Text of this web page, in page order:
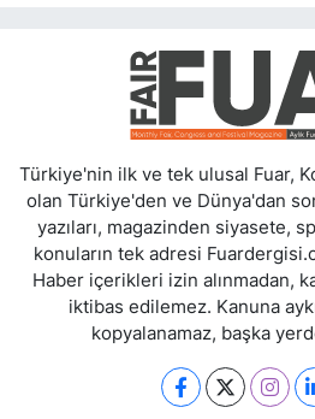
Türkiye'nin ilk ve tek ulusal Fuar,
olan Türkiye'den ve Dünya'dan
yazıları, magazinden siyasete,
konuların tek adresi
Haber içerikleri izin alınmadan,
iktibas edilemez. Kanuna
kopyalanamaz, başka